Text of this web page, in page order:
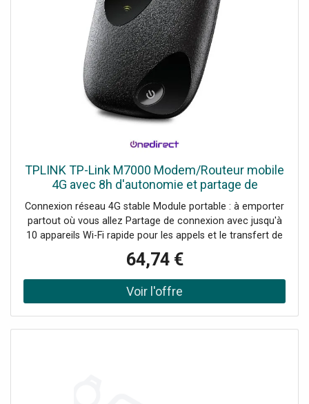
TPLINK TP-Link M7000 Modem/Routeur mobile
4G avec 8h d'autonomie et partage de
connexion, parfait pour rester connecté en tout
lieu.
Connexion réseau 4G stable Module portable : à emporter
partout où vous allez Partage de connexion avec jusqu'à
10 appareils Wi-Fi rapide pour les appels et le transfert de
fichiers Batterie 2000mAh : autonomie de 8h Gérable via
l'application tpMiFi
64,74 €